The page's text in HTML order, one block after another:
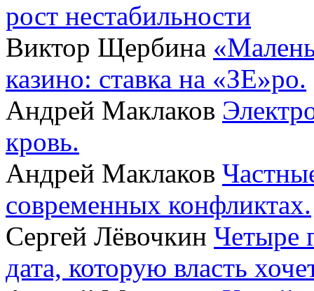
рост нестабильности
Виктор Щербина
казино: ставка на «ЗЕ»ро.
Андрей Маклаков
кровь.
Андрей Маклаков
современных конфликтах.
Сергей Лёвочкин Четыре
дата, которую власть